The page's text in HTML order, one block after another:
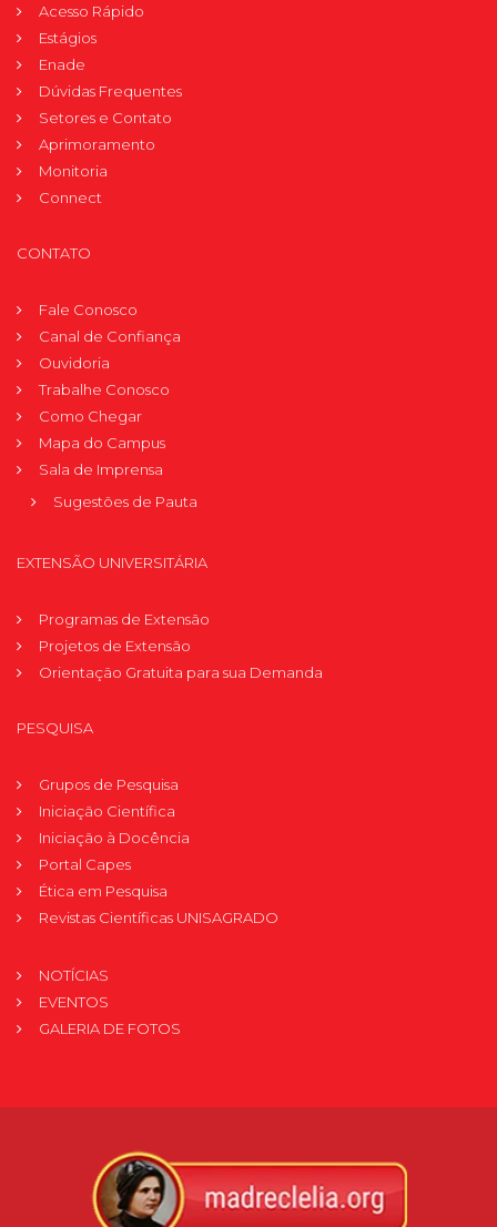
Acesso Rápido
Estágios
Enade
Dúvidas Frequentes
Setores e Contato
Aprimoramento
Monitoria
Connect
CONTATO
Fale Conosco
Canal de Confiança
Ouvidoria
Trabalhe Conosco
Como Chegar
Mapa do Campus
Sala de Imprensa
Sugestões de Pauta
EXTENSÃO UNIVERSITÁRIA
Programas de Extensão
Projetos de Extensão
Orientação Gratuita para sua Demanda
PESQUISA
Grupos de Pesquisa
Iniciação Científica
Iniciação à Docência
Portal Capes
Ética em Pesquisa
Revistas Científicas UNISAGRADO
NOTÍCIAS
EVENTOS
GALERIA DE FOTOS